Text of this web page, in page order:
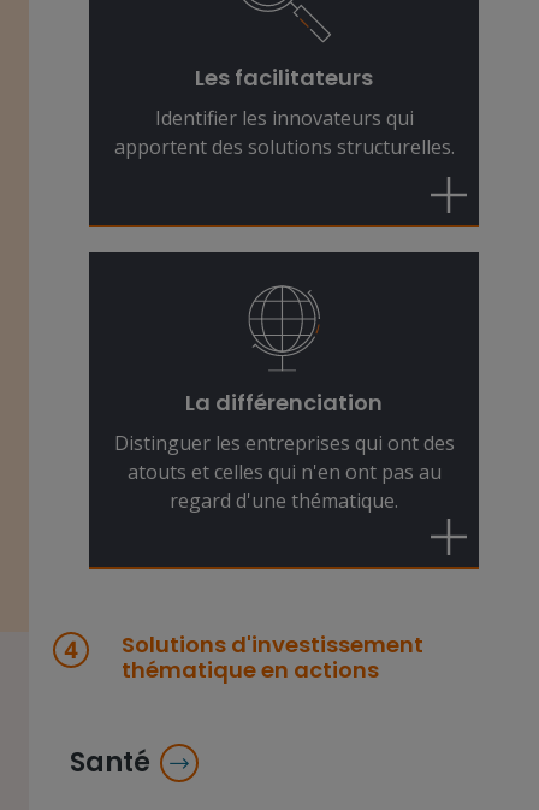
Les facilitateurs
Identifier les innovateurs qui
apportent des solutions structurelles.
innovantes. Ce sont leurs solutions
qui rendent possibles les
changements structurels, et qui
performances d'investissement
probantes.
La différenciation
Distinguer les entreprises qui ont des
atouts et celles qui n'en ont pas au
regard d'une thématique.
Les entreprises qui favorisent le
changement constituent une
composante dynamique du marché.
Mais la dispersion entre les gagnants
et les perdants est de plus en plus
l'expertise en matière de sélection
des titres est essentielle.
Solutions d'investissement
thématique en actions
Santé